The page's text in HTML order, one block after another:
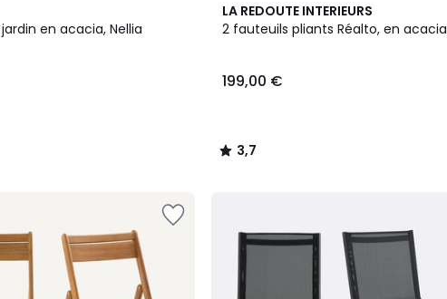
en acacia, Nellia
LA REDOUTE INTERIEURS
2 fauteuils pliants Réalto, en acacia
199,00 €
3,7
/ 5
3,7
/